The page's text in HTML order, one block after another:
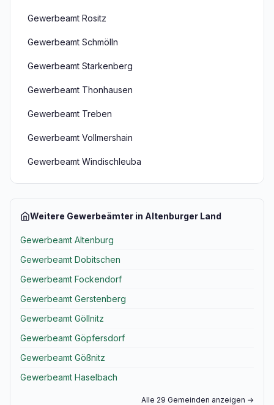
Gewerbeamt Rositz
Gewerbeamt Schmölln
Gewerbeamt Starkenberg
Gewerbeamt Thonhausen
Gewerbeamt Treben
Gewerbeamt Vollmershain
Gewerbeamt Windischleuba
Weitere Gewerbeämter in Altenburger Land
Gewerbeamt Altenburg
Gewerbeamt Dobitschen
Gewerbeamt Fockendorf
Gewerbeamt Gerstenberg
Gewerbeamt Göllnitz
Gewerbeamt Göpfersdorf
Gewerbeamt Gößnitz
Gewerbeamt Haselbach
Alle 29 Gemeinden anzeigen →